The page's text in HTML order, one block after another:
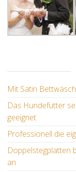
Mit Satin
Das Hundefutter
geeignet
Professionell die
Doppelstegplatten
an